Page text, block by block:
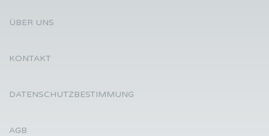
ÜBER UNS
KONTAKT
DATENSCHUTZBESTIMMUNG
AGB